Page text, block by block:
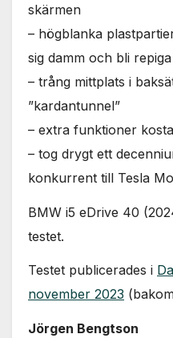
skärmen
– högblanka
sig damm och bli repiga
– trång mittplats i
”kardantunnel”
– extra funktioner
– tog drygt ett
konkurrent till Tesla
BMW i5 eDrive 40
testet.
Testet publicerades i
november 2023
Jörgen Bengtson